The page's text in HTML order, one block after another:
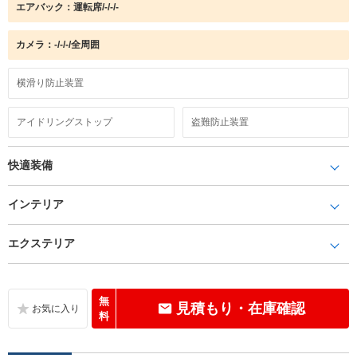
エアバック：運転席/-/-/-
カメラ：-/-/-/全周囲
横滑り防止装置
アイドリングストップ 盗難防止装置
快適装備
インテリア
エクステリア
無
料
見積もり・在庫確認